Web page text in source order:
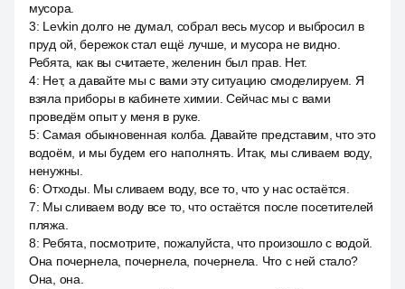
мусора.
3: Levkin долго не думал, собрал весь мусор и выбросил в
пруд ой, бережок стал ещё лучше, и мусора не видно.
Ребята, как вы считаете, желенин был прав. Нет.
4: Нет, а давайте мы с вами эту ситуацию смоделируем. Я
взяла приборы в кабинете химии. Сейчас мы с вами
проведём опыт у меня в руке.
5:Самая обыкновенная колба. Давайте представим, что это
водоём, и мы будем его наполнять. Итак, мы сливаем воду,
ненужны.
6:Отходы. Мы сливаем воду, все то, что у нас остаётся.
7: Мы сливаем воду все то, что остаётся после посетителей
пляжа.
8: Ребята, посмотрите, пожалуйста, что произошло с водой.
Она почернела, почернела, почернела. Что с ней стало?
Она, она.